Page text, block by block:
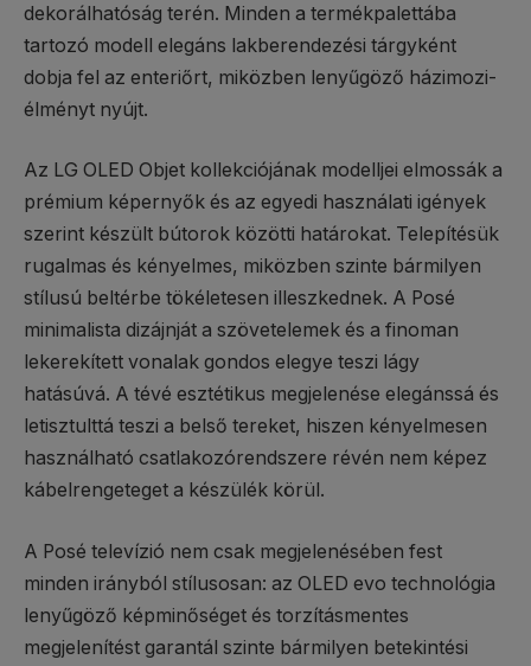
dekorálhatóság terén. Minden a termékpalettába
tartozó modell elegáns lakberendezési tárgyként
dobja fel az enteriőrt, miközben lenyűgöző házimozi-
élményt nyújt.
Az LG OLED Objet kollekciójának modelljei elmossák a
prémium képernyők és az egyedi használati igények
szerint készült bútorok közötti határokat. Telepítésük
rugalmas és kényelmes, miközben szinte bármilyen
stílusú beltérbe tökéletesen illeszkednek. A Posé
minimalista dizájnját a szövetelemek és a finoman
lekerekített vonalak gondos elegye teszi lágy
hatásúvá. A tévé esztétikus megjelenése elegánssá és
letisztulttá teszi a belső tereket, hiszen kényelmesen
használható csatlakozórendszere révén nem képez
kábelrengeteget a készülék körül.
A Posé televízió nem csak megjelenésében fest
minden irányból stílusosan: az OLED evo technológia
lenyűgöző képminőséget és torzításmentes
megjelenítést garantál szinte bármilyen betekintési